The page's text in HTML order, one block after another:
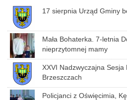
17 sierpnia Urząd Gminy
Mała Bohaterka. 7-letnia
nieprzytomnej mamy
XXVI Nadzwyczajna Sesja
Brzeszczach
Policjanci z Oświęcimia,